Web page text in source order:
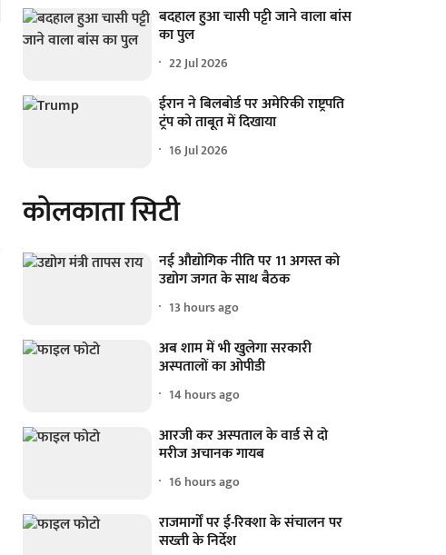
बदहाल हुआ चासी पट्टी जाने वाला बांस
का पुल
22 Jul 2026
ईरान ने बिलबोर्ड पर अमेरिकी राष्ट्रपति
ट्रंप को ताबूत में दिखाया
16 Jul 2026
कोलकाता सिटी
नई औद्योगिक नीति पर 11 अगस्त को
उद्योग जगत के साथ बैठक
13 hours ago
अब शाम में भी खुलेगा सरकारी
अस्पतालों का ओपीडी
14 hours ago
आरजी कर अस्पताल के वार्ड से दो
मरीज अचानक गायब
16 hours ago
राजमार्गों पर ई-रिक्शा के संचालन पर
सख्ती के निर्देश